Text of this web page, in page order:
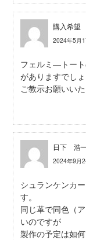
購入希望
2024年5月
フェルミ―トー
がありますでし
ご教示お願いいた
日下 浩
2024年9月
シュランケンカ
す。
同じ革で同色（
いのですが
製作の予定は如何